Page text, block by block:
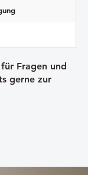
Fragen und
gerne zur